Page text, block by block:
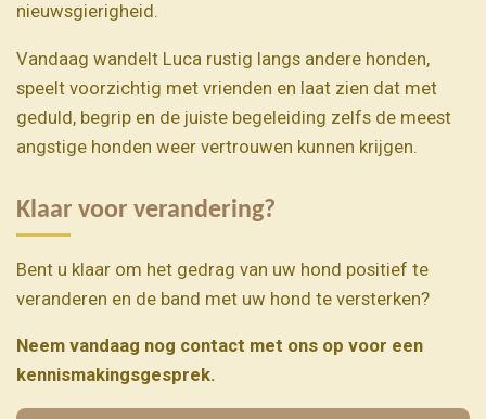
nieuwsgierigheid.
Vandaag wandelt Luca rustig langs andere honden,
speelt voorzichtig met vrienden en laat zien dat met
geduld, begrip en de juiste begeleiding zelfs de meest
angstige honden weer vertrouwen kunnen krijgen.
Klaar voor verandering?
Bent u klaar om het gedrag van uw hond positief te
veranderen en de band met uw hond te versterken?
Neem vandaag nog contact met ons op voor een
kennismakingsgesprek.